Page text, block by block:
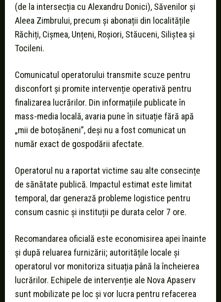
(de la intersecția cu Alexandru Donici), Săvenilor și
Aleea Zimbrului, precum și abonații din localitățile
Răchiți, Cișmea, Unțeni, Roșiori, Stăuceni, Siliștea și
Tocileni.
Comunicatul operatorului transmite scuze pentru
disconfort și promite intervenție operativă pentru
finalizarea lucrărilor. Din informațiile publicate în
mass-media locală, avaria pune în situație fără apă
„mii de botoșăneni”, deși nu a fost comunicat un
număr exact de gospodării afectate.
Operatorul nu a raportat victime sau alte consecințe
de sănătate publică. Impactul estimat este limitat
temporal, dar generază probleme logistice pentru
consum casnic și instituții pe durata celor 7 ore.
Recomandarea oficială este economisirea apei înainte
și după reluarea furnizării; autoritățile locale și
operatorul vor monitoriza situația până la încheierea
lucrărilor. Echipele de intervenție ale Nova Apaserv
sunt mobilizate pe loc și vor lucra pentru refacerea